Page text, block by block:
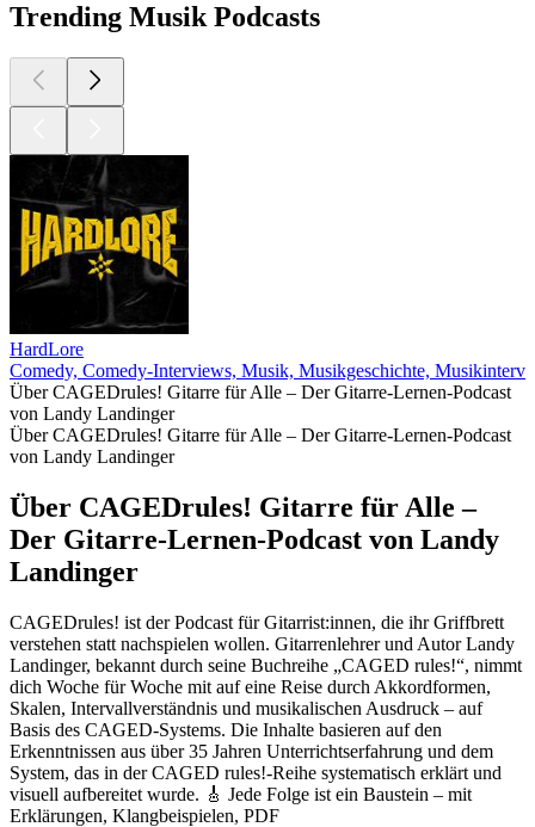
Trending Musik Podcasts
HardLore
Comedy, Comedy-Interviews, Musik, Musikgeschichte,
Über CAGEDrules! Gitarre für Alle – Der Gitarre-Lernen-Podcast
von Landy Landinger
Über CAGEDrules! Gitarre für Alle – Der Gitarre-Lernen-Podcast
von Landy Landinger
Über CAGEDrules! Gitarre für Alle –
Der Gitarre-Lernen-Podcast von Landy
Landinger
CAGEDrules! ist der Podcast für Gitarrist:innen, die ihr Griffbrett
verstehen statt nachspielen wollen. Gitarrenlehrer und Autor Landy
Landinger, bekannt durch seine Buchreihe „CAGED rules!“, nimmt
dich Woche für Woche mit auf eine Reise durch Akkordformen,
Skalen, Intervallverständnis und musikalischen Ausdruck – auf
Basis des CAGED-Systems. Die Inhalte basieren auf den
Erkenntnissen aus über 35 Jahren Unterrichtserfahrung und dem
System, das in der CAGED rules!-Reihe systematisch erklärt und
visuell aufbereitet wurde. 🎸 Jede Folge ist ein Baustein – mit
Erklärungen, Klangbeispielen, PDF